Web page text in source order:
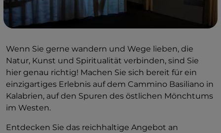
Wenn Sie gerne wandern und Wege lieben, die
Natur, Kunst und Spiritualität verbinden, sind Sie
hier genau richtig! Machen Sie sich bereit für ein
einzigartiges Erlebnis auf dem Cammino Basiliano in
Kalabrien, auf den Spuren des östlichen Mönchtums
im Westen.
Entdecken Sie das reichhaltige Angebot an